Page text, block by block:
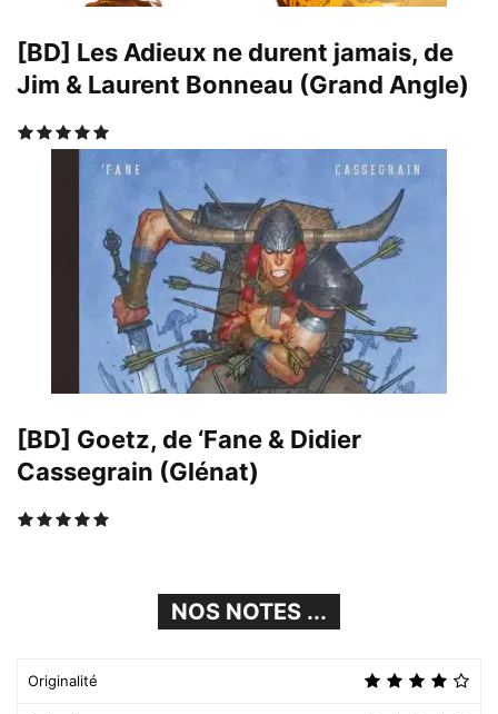
[BD] Les Adieux ne durent jamais, de
Jim & Laurent Bonneau (Grand Angle)
[BD] Goetz, de ‘Fane & Didier
Cassegrain (Glénat)
NOS NOTES ...
Originalité